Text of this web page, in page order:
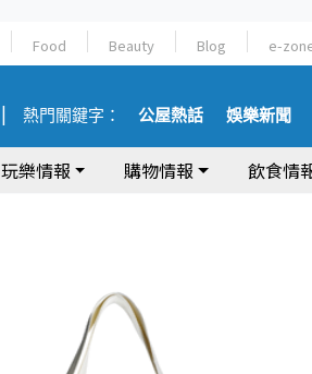
Food Beauty Blog e-
熱門關鍵字： 公屋熱話 娛樂新聞
玩樂情報 購物情報 飲食情